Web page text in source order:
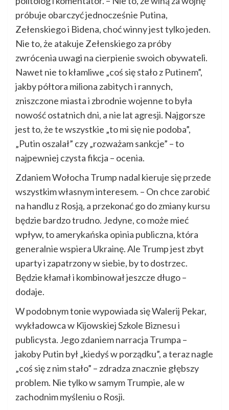
próbuje obarczyć jednocześnie Putina,
Zełenskiego i Bidena, choć winny jest tylko jeden.
Nie to, że atakuje Zełenskiego za próby
zwrócenia uwagi na cierpienie swoich obywateli.
Nawet nie to kłamliwe „coś się stało z Putinem”,
jakby półtora miliona zabitych i rannych,
zniszczone miasta i zbrodnie wojenne to była
nowość ostatnich dni, a nie lat agresji. Najgorsze
jest to, że te wszystkie „to mi się nie podoba”,
„Putin oszalał” czy „rozważam sankcje” – to
najpewniej czysta fikcja – ocenia.
Zdaniem Wołocha Trump nadal kieruje się przede
wszystkim własnym interesem. – On chce zarobić
na handlu z Rosją, a przekonać go do zmiany kursu
będzie bardzo trudno. Jedyne, co może mieć
wpływ, to amerykańska opinia publiczna, która
generalnie wspiera Ukrainę. Ale Trump jest zbyt
uparty i zapatrzony w siebie, by to dostrzec.
Będzie kłamał i kombinował jeszcze długo –
dodaje.
W podobnym tonie wypowiada się Walerij Pekar,
wykładowca w Kijowskiej Szkole Biznesu i
publicysta. Jego zdaniem narracja Trumpa –
jakoby Putin był „kiedyś w porządku”, a teraz nagle
„coś się z nim stało” – zdradza znacznie głębszy
problem. Nie tylko w samym Trumpie, ale w
zachodnim myśleniu o Rosji.